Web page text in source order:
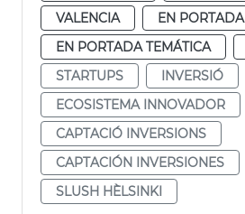
VALENCIA
EN PORTADA
EN PORTADA TEMÁTICA
STARTUPS
INVERSIÓ
ECOSISTEMA INNOVADOR
CAPTACIÓ INVERSIONS
CAPTACIÓN INVERSIONES
SLUSH HÈLSINKI